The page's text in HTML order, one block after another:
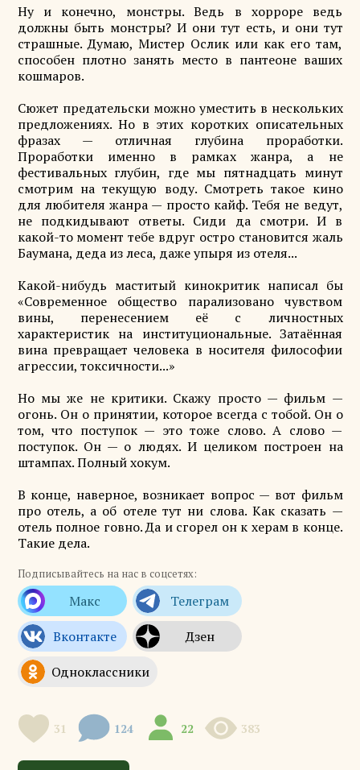
Ну и конечно, монстры. Ведь в хорроре ведь
должны быть монстры? И они тут есть, и они тут
страшные. Думаю, Мистер Ослик или как его там,
способен плотно занять место в пантеоне ваших
кошмаров.
Сюжет предательски можно уместить в нескольких
предложениях. Но в этих коротких описательных
фразах — отличная глубина проработки.
Проработки именно в рамках жанра, а не
фестивальных глубин, где мы пятнадцать минут
смотрим на текущую воду. Смотреть такое кино
для любителя жанра — просто кайф. Тебя не ведут,
не подкидывают ответы. Сиди да смотри. И в
какой-то момент тебе вдруг остро становится жаль
Баумана, деда из леса, даже упыря из отеля...
Какой-нибудь маститый кинокритик написал бы
«Современное общество парализовано чувством
вины, перенесением её с личностных
характеристик на институциональные. Затаённая
вина превращает человека в носителя философии
агрессии, токсичности...»
Но мы же не критики. Скажу просто — фильм —
огонь. Он о принятии, которое всегда с тобой. Он о
том, что поступок — это тоже слово. А слово —
поступок. Он — о людях. И целиком построен на
штампах. Полный хокум.
В конце, наверное, возникает вопрос — вот фильм
про отель, а об отеле тут ни слова. Как сказать —
отель полное говно. Да и сгорел он к херам в конце.
Такие дела.
Подписывайтесь на нас в соцсетях:
31 124 22 383